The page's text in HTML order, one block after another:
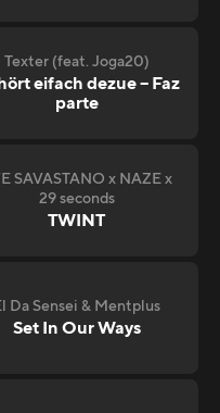
Texter (feat. Joga20)
eifach dezue – Faz
parte
SAVASTANO x NAZE x
29 seconds
TWINT
Da Sensei & Mentplus
Set In Our Ways